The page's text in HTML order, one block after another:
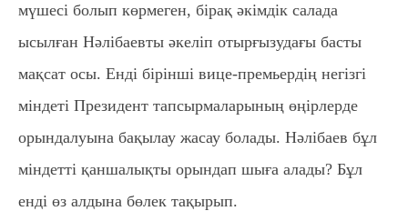
мүшесі болып көрмеген, бірақ әкімдік салада
ысылған Нәлібаевты әкеліп отырғызудағы басты
мақсат осы. Енді бірінші вице-премьердің негізгі
міндеті Президент тапсырмаларының өңірлерде
орындалуына бақылау жасау болады. Нәлібаев бұл
міндетті қаншалықты орындап шыға алады? Бұл
енді өз алдына бөлек тақырып.